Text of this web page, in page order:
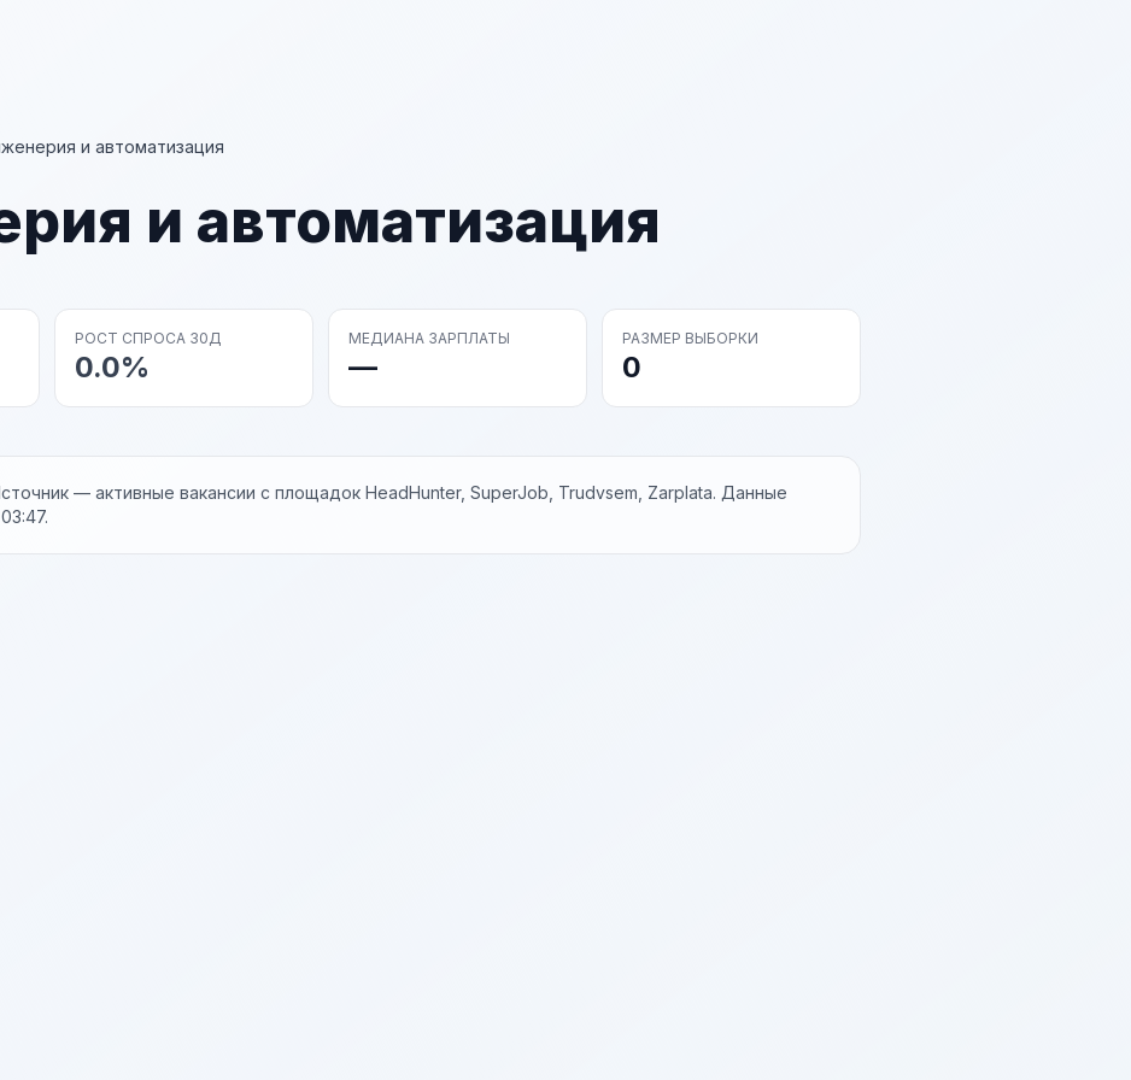
и автоматизация
и автоматизация
РОСТ СПРОСА 30Д
0.0%
МЕДИАНА ЗАРПЛАТЫ
—
РАЗМЕР ВЫБОРКИ
0
— активные вакансии с площадок HeadHunter, SuperJob, Trudvsem, Zarplata. Данные